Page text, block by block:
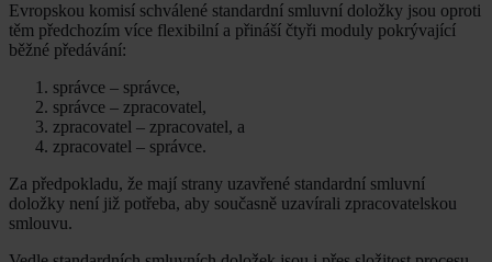
Evropskou komisí schválené standardní smluvní doložky jsou oproti
těm předchozím více flexibilní a přináší čtyři moduly pokrývající
běžné předávání:
správce – správce,
správce – zpracovatel,
zpracovatel – zpracovatel, a
zpracovatel – správce.
Za předpokladu, že mají strany uzavřené standardní smluvní
doložky není již potřeba, aby současně uzavírali zpracovatelskou
smlouvu.